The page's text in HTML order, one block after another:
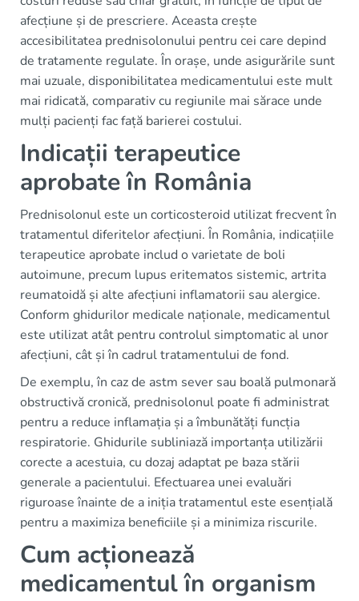
afecțiune și de prescriere. Aceasta crește
accesibilitatea prednisolonului pentru cei care depind
de tratamente regulate. În orașe, unde asigurările sunt
mai uzuale, disponibilitatea medicamentului este mult
mai ridicată, comparativ cu regiunile mai sărace unde
mulți pacienți fac față barierei costului.
Indicații terapeutice
aprobate în România
Prednisolonul este un corticosteroid utilizat frecvent în
tratamentul diferitelor afecțiuni. În România, indicațiile
terapeutice aprobate includ o varietate de boli
autoimune, precum lupus eritematos sistemic, artrita
reumatoidă și alte afecțiuni inflamatorii sau alergice.
Conform ghidurilor medicale naționale, medicamentul
este utilizat atât pentru controlul simptomatic al unor
afecțiuni, cât și în cadrul tratamentului de fond.
De exemplu, în caz de astm sever sau boală pulmonară
obstructivă cronică, prednisolonul poate fi administrat
pentru a reduce inflamația și a îmbunătăți funcția
respiratorie. Ghidurile subliniază importanța utilizării
corecte a acestuia, cu dozaj adaptat pe baza stării
generale a pacientului. Efectuarea unei evaluări
riguroase înainte de a iniția tratamentul este esențială
pentru a maximiza beneficiile și a minimiza riscurile.
Cum acționează
medicamentul în organism